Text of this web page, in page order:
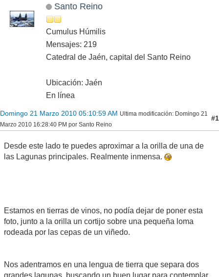
Santo Reino
Cumulus Húmilis
Mensajes: 219
Catedral de Jaén, capital del Santo Reino
Ubicación: Jaén
En línea
Domingo 21 Marzo 2010 05:10:59 AM Ultima modificación: Domingo 21
Marzo 2010 16:28:40 PM por Santo Reino
#1
Desde este lado te puedes aproximar a la orilla de una de
las Lagunas principales. Realmente inmensa.
Estamos en tierras de vinos, no podía dejar de poner esta
foto, junto a la orilla un cortijo sobre una pequeña loma
rodeada por las cepas de un viñedo.
Nos adentramos en una lengua de tierra que separa dos
grandes lagunas, buscando un buen lugar para contemplar